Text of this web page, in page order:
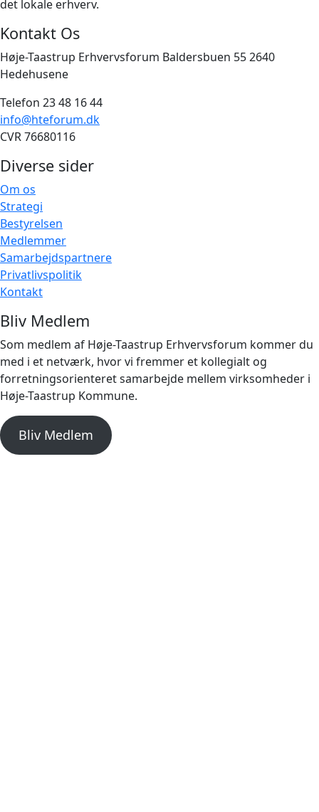
det lokale erhverv.
Kontakt Os
Høje-Taastrup Erhvervsforum Baldersbuen 55 2640
Hedehusene
Telefon 23 48 16 44
info@hteforum.dk
CVR 76680116
Diverse sider
Om os
Strategi
Bestyrelsen
Medlemmer
Samarbejdspartnere
Privatlivspolitik
Kontakt
Bliv Medlem
Som medlem af Høje-Taastrup Erhvervsforum kommer du
med i et netværk, hvor vi fremmer et kollegialt og
forretningsorienteret samarbejde mellem virksomheder i
Høje-Taastrup Kommune.
Bliv Medlem